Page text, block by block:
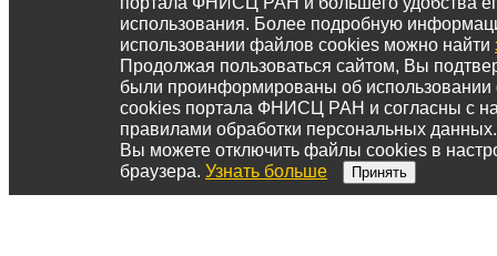
использования. Более подробную
использовании файлов cookies можно найти
Продолжая пользоваться сайтом, Вы
были проинформированы об
cookies портала ФНИСЦ РАН и согласны с
правилами обработки персональных данных.
Вы можете отключить файлы cookies в
браузера. Узнать больше Принять